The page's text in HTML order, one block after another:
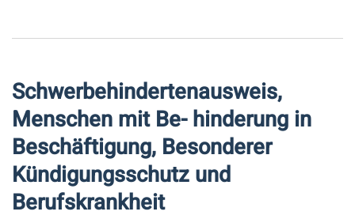
Schwerbehindertenausweis,
Menschen mit Be- hinderung in
Beschäftigung, Besonderer
Kündigungsschutz und
Berufskrankheit